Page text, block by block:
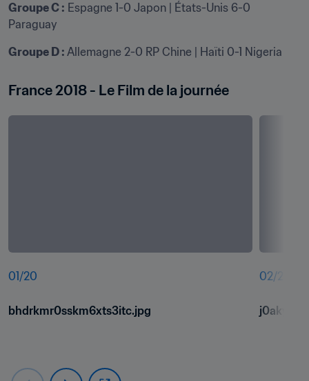
Groupe C : Espagne 1-0 Japon | États-Unis 6-0
Paraguay
Groupe D : Allemagne 2-0 RP Chine | Haïti 0-1 Nigeria
France 2018 - Le Film de la journée
01 /20
bhdrkmr0sskm6xts3itc.jpg
02/20